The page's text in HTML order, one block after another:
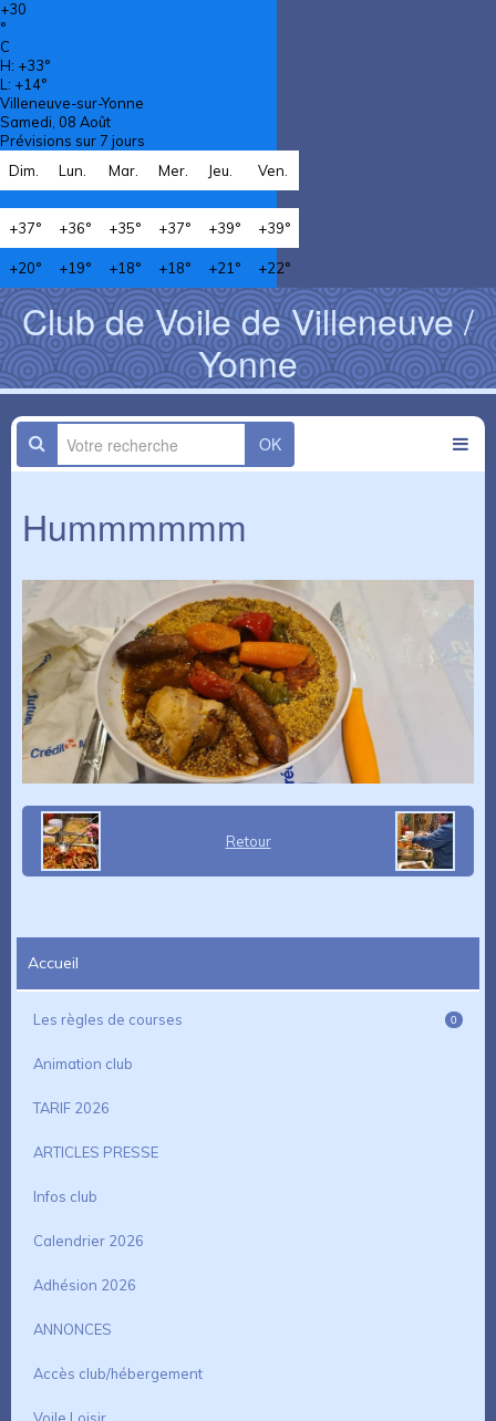
+30
°
C
H: +33°
L: +14°
Villeneuve-sur-Yonne
Samedi, 08 Août
Prévisions sur 7 jours
Dim.
Lun. Mar. Mer. Jeu. Ven.
+37° +36° +35° +37° +39° +39°
+20° +19° +18° +18° +21° +22°
Club de Voile de Villeneuve /
Yonne
OK
Hummmmmm
Retour
Accueil
Les règles de courses 0
Animation club
TARIF 2026
ARTICLES PRESSE
Infos club
Calendrier 2026
Adhésion 2026
ANNONCES
Accès club/hébergement
Voile Loisir